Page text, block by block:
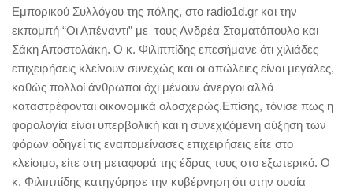
Εμπορικού Συλλόγου της πόλης, στο radio1d.gr και την
εκπομπή “Οι Απέναντι” με τους Ανδρέα Σταματόπουλο και
Σάκη Αποστολάκη. Ο κ. Φιλιππίδης επεσήμανε ότι χιλιάδες
επιχειρήσεις κλείνουν συνεχώς και οι απώλειες είναι μεγάλες,
καθώς πολλοί άνθρωποι όχι μένουν άνεργοι αλλά
καταστρέφονται οικονομικά ολοσχερώς.Επίσης, τόνισε πως η
φορολογία είναι υπερβολική και η συνεχιζόμενη αύξηση των
φόρων οδηγεί τις εναπομείνασες επιχειρήσεις είτε στο
κλείσιμο, είτε στη μεταφορά της έδρας τους στο εξωτερικό. Ο
κ. Φιλιππίδης κατηγόρησε την κυβέρνηση ότι στην ουσία